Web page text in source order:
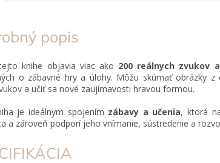
popis
knihe objavia viac ako 200 reálnych zvukov
o zábavné hry a úlohy. Môžu skúmať obrázky z
a učiť sa nové zaujímavosti hravou formou.
je ideálnym spojením zábavy a učenia, ktorá
a zároveň podporí jeho vnímanie, sústredenie a